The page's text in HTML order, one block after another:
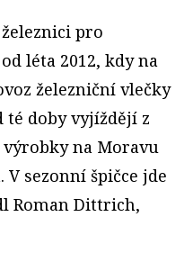
pro
léta 2012, kdy na
železniční vlečky
té doby vyjíždějí z
na Moravu
sezonní špičce jde
Roman Dittrich,